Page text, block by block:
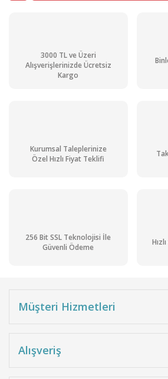
3000 TL ve Üzeri
Alışverişlerinizde Ücretsiz
Kargo
Kurumsal Taleplerinize
Özel Hızlı Fiyat Teklifi
256 Bit SSL Teknolojisi İle
Güvenli Ödeme
Müşteri Hizmetleri
Alışveriş